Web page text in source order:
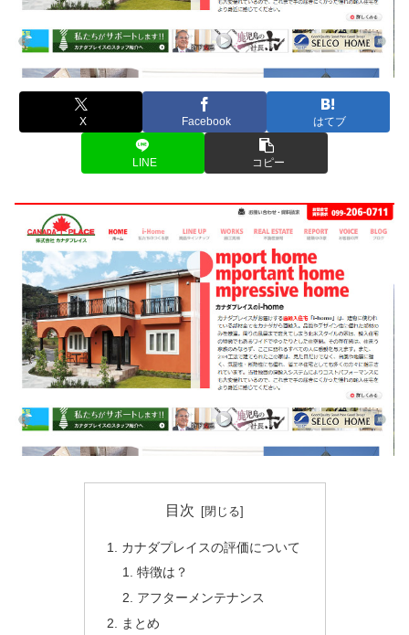
X Facebook はてブ
LINE コピー
目次
カナダプレイスの評価について
特徴は？
アフターメンテナンス
まとめ